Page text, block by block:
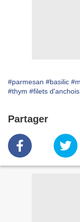
#parmesan #basilic
#thym #filets d'anchois
Partager